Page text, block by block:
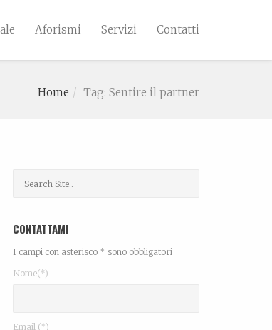
Aforismi Servizi Contatti
Home Tag: Sentire il partner
CONTATTAMI
I campi con asterisco * sono obbligatori
Nome(*)
Email (*)